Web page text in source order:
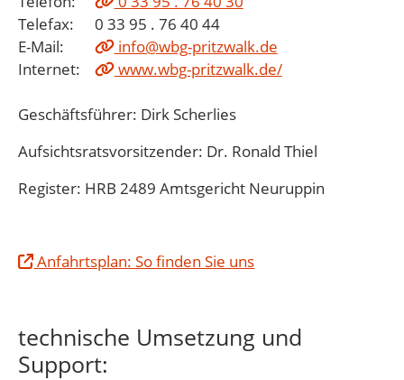
Telefax:
0 33 95 . 76 40 44
E-Mail:
info@wbg-pritzwalk.de
Internet:
www.wbg-pritzwalk.de/
Geschäftsführer: Dirk Scherlies
Aufsichtsratsvorsitzender: Dr. Ronald Thiel
Register: HRB 2489 Amtsgericht Neuruppin
Anfahrtsplan: So finden Sie uns
technische Umsetzung und
Support: